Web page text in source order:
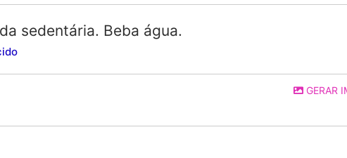
sedentária. Beba água.
GERAR